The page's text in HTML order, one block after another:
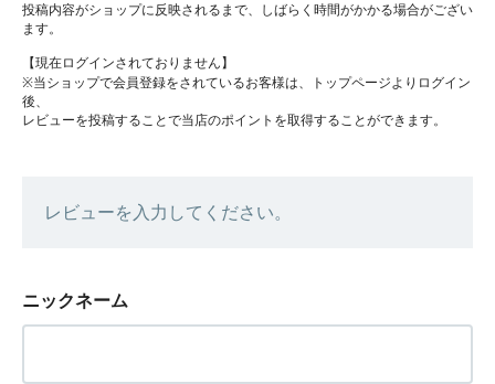
投稿内容がショップに反映されるまで、しばらく時間がかかる場合がござい
ます。
【現在ログインされておりません】
※当ショップで会員登録をされているお客様は、トップページよりログイン
後、
レビューを投稿することで当店のポイントを取得することができます。
レビューを入力してください。
ニックネーム